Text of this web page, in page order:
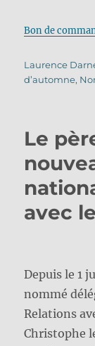
Bon de
Auteur
Laurence
d’automne,
Le
avec
Depuis le 1
nommé
Relations
Christophe